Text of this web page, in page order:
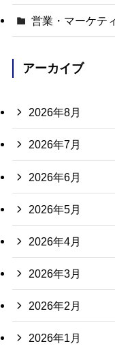
営業・マーケテ
アーカイブ
2026年8月
2026年7月
2026年6月
2026年5月
2026年4月
2026年3月
2026年2月
2026年1月